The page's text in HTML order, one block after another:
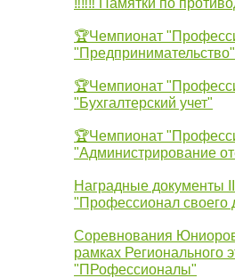
‼‼‼ Памятки по
🏆Чемпионат
"Предпринимательство"
🏆Чемпионат
"Бухгалтерский учет"
🏆Чемпионат
"Администрирование
Наградные документы
"Профессионал своего
Соревнования
рамках Регионального
"ПРофессионалы"